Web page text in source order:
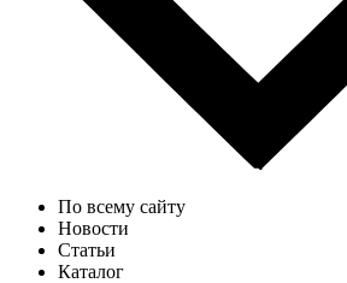
По всему сайту
Новости
Статьи
Каталог